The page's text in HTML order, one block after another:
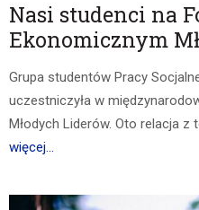
Nasi studenci na
Ekonomicznym
Grupa studentów Pracy
uczestniczyła w
Młodych Liderów. Oto relacja z
więcej...